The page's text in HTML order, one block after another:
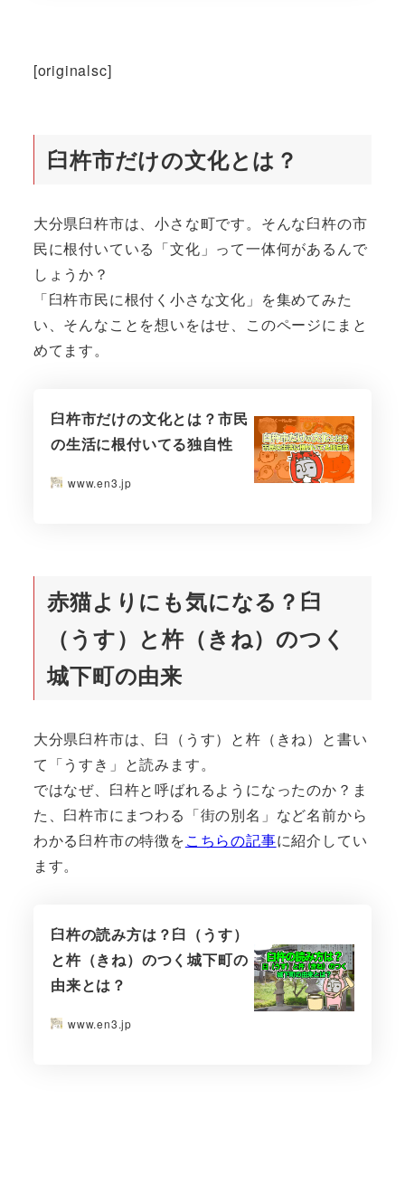
[originalsc]
臼杵市だけの文化とは？
大分県臼杵市は、小さな町です。そんな臼杵の市
民に根付いている「文化」って一体何があるんで
しょうか？
「臼杵市民に根付く小さな文化」を集めてみた
い、そんなことを想いをはせ、このページにまと
めてます。
臼杵市だけの文化とは？市民
の生活に根付いてる独自性
www.en3.jp
赤猫よりにも気になる？臼
（うす）と杵（きね）のつく
城下町の由来
大分県臼杵市は、臼（うす）と杵（きね）と書い
て「うすき」と読みます。
ではなぜ、臼杵と呼ばれるようになったのか？ま
た、臼杵市にまつわる「街の別名」など名前から
わかる臼杵市の特徴をこちらの記事に紹介してい
ます。
臼杵の読み方は？臼（うす）
と杵（きね）のつく城下町の
由来とは？
www.en3.jp